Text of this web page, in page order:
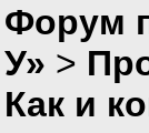
Форум
У» >
Как и